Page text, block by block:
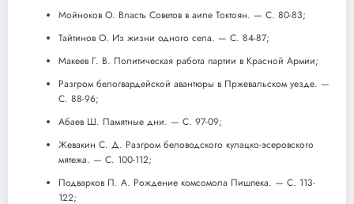
Мойноков О. Власть Советов в аиле Токтоян. — С. 80-83;
Тайтинов О. Из жизни одного села. — С. 84-87;
Макеев Г. В. Политическая работа партии в Красной Армии;
Разгром белогвардейской авантюры в Пржевальском уезде. —
С. 88-96;
Абаев Ш. Памятные дни. — С. 97-09;
Жевакин С. Д. Разгром беловодского кулацко-эсеровского
мятежа. — С. 100-112;
Подварков П. А. Рождение комсомола Пишпека. — С. 113-
122;